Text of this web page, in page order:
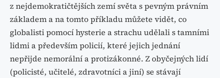
z nejdemokratičtějších zemí světa s pevným právním
základem a na tomto příkladu můžete vidět, co
globalisti pomocí hysterie a strachu udělali s tamními
lidmi a především policií, které jejich jednání
nepřijde nemorální a protizákonné. Z obyčejných lidí
(policisté, učitelé, zdravotníci a jiní) se stávají